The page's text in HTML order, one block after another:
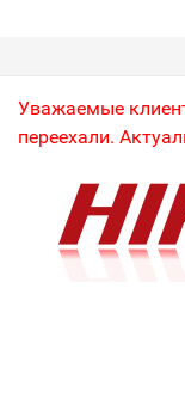
Уважаемые
переехали.